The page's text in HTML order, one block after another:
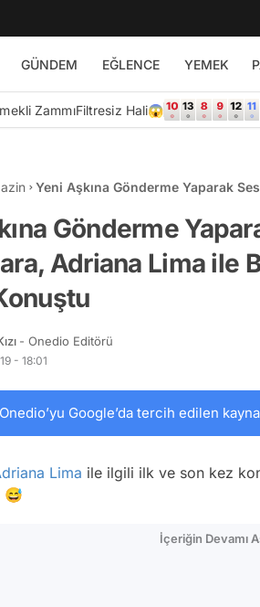
GÜNDEM EĞLENCE YEMEK
ZammıFiltresiz Hali😱
Yeni Aşkına Gönderme Yaparak
Gönderme
Adriana Lima ile
- Onedio Editörü
- 18:01
Onedio’yu Google’da tercih edilen
Lima ile ilgili ilk ve son kez
😅
İçeriğin Devamı